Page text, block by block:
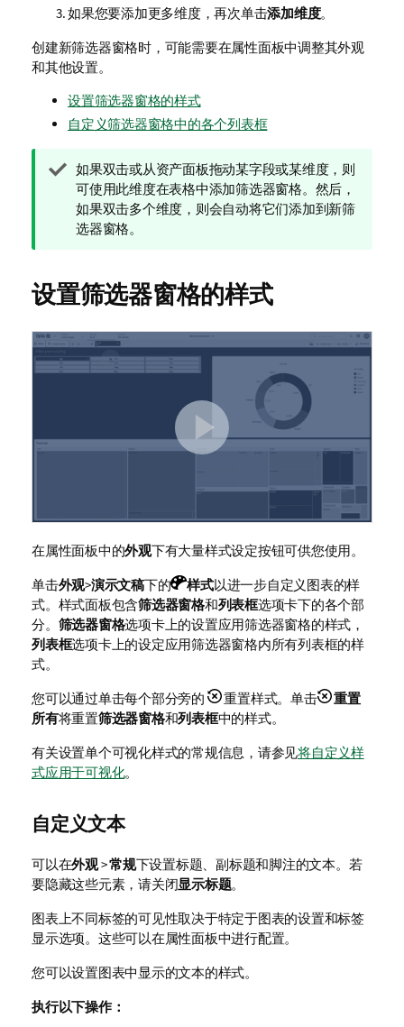
如果您要添加更多维度，再次单击添加维度。
创建新筛选器窗格时，可能需要在属性面板中调整其外观
和其他设置。
设置筛选器窗格的样式
自定义筛选器窗格中的各个列表框
提
示
注
释
如果双击或从资产面板拖动某字段或某维度，则
可使用此维度在表格中添加筛选器窗格。然后，
如果双击多个维度，则会自动将它们添加到新筛
选器窗格。
设置筛选器窗格的样式
在属性面板中的外观下有大量样式设定按钮可供您使用。
单击外观>演示文稿下的 样式以进一步自定义图表的样
式。样式面板包含筛选器窗格和列表框选项卡下的各个部
分。 筛选器窗格选项卡上的设置应用筛选器窗格的样式，
列表框选项卡上的设定应用筛选器窗格内所有列表框的样
式。
您可以通过单击每个部分旁的
重置样式。单击
重置
所有将重置筛选器窗格和列表框中的样式。
有关设置单个可视化样式的常规信息，请参见将自定义样
式应用于可视化。
自定义文本
可以在外观>常规下设置标题、副标题和脚注的文本。若
要隐藏这些元素，请关闭显示标题。
图表上不同标签的可见性取决于特定于图表的设置和标签
显示选项。这些可以在属性面板中进行配置。
您可以设置图表中显示的文本的样式。
执行以下操作：